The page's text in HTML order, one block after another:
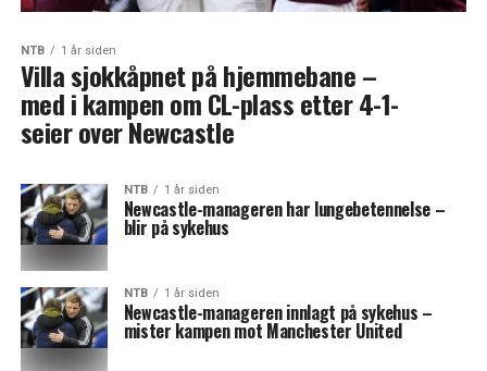
NTB 1 år siden
Villa sjokkåpnet på hjemmebane –
med i kampen om CL-plass etter 4-1-
seier over Newcastle
NTB 1 år siden
Newcastle-manageren har lungebetennelse –
blir på sykehus
NTB 1 år siden
Newcastle-manageren innlagt på sykehus –
mister kampen mot Manchester United